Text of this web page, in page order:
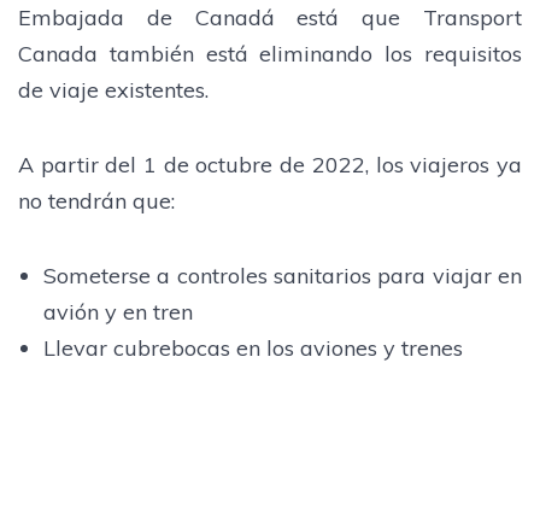
Embajada de Canadá está que Transport
Canada también está eliminando los requisitos
de viaje existentes.
A partir del 1 de octubre de 2022, los viajeros ya
no tendrán que:
Someterse a controles sanitarios para viajar en
avión y en tren
Llevar cubrebocas en los aviones y trenes